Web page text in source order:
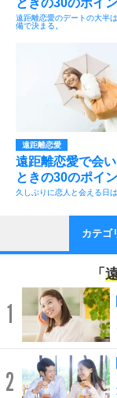
遠距離恋愛のデートの大半
備で決まる。
遠距離恋愛
遠距離恋愛で会い
ときの30のポイ
久しぶりに恋人と会える日は
カテゴ
「
1
2